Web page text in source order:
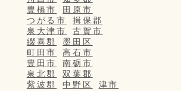
豊橋市
田原市
つがる市
揖保郡
泉大津市
古賀市
綴喜郡
墨田区
町田市
高石市
豊田市
南砺市
泉北郡
双葉郡
紫波郡
中野区
津市